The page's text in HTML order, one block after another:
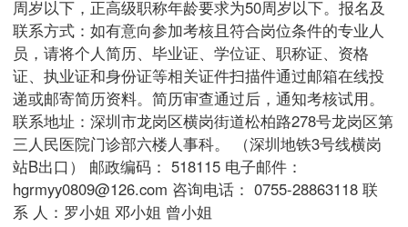
周岁以下，正高级职称年龄要求为50周岁以下。报名及
联系方式：如有意向参加考核且符合岗位条件的专业人
员，请将个人简历、毕业证、学位证、职称证、资格
证、执业证和身份证等相关证件扫描件通过邮箱在线投
递或邮寄简历资料。简历审查通过后，通知考核试用。
联系地址：深圳市龙岗区横岗街道松柏路278号龙岗区第
三人民医院门诊部六楼人事科。 （深圳地铁3号线横岗
站B出口） 邮政编码： 518115 电子邮件：
hgrmyy0809@126.com 咨询电话： 0755-28863118 联
系 人：罗小姐 邓小姐 曾小姐